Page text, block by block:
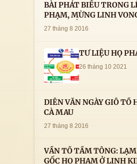
BÀI PHÁT BIỂU TRONG
PHẠM, MỪNG LINH
THỦY TỔ HỌ PHẠM AN
27 tháng 8 2016
TƯ LIỆU HỌ
26 tháng 10 2021
DIỄN VĂN NGÀY GIỖ TỔ
CÀ MAU
27 tháng 8 2016
VẤN TỔ TẦM TÔNG:
GỐC HỌ PHẠM Ở LINH